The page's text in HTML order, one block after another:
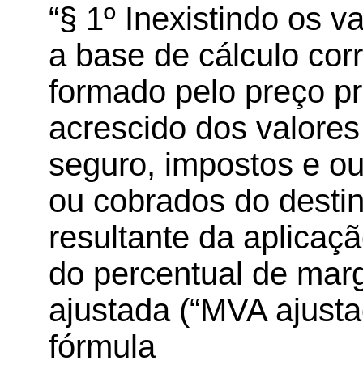
“§ 1º Inexistindo os
a base de cálculo
formado pelo preço
acrescido dos
seguro, impostos e
ou cobrados do
resultante da
do percentual de
ajustada (“MVA
fórmula